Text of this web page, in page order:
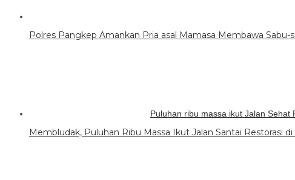
Polres Pangkep Amankan Pria asal Mamasa Membawa Sabu-
Puluhan ribu massa ikut Jalan Sehat
Membludak, Puluhan Ribu Massa Ikut Jalan Santai Restorasi